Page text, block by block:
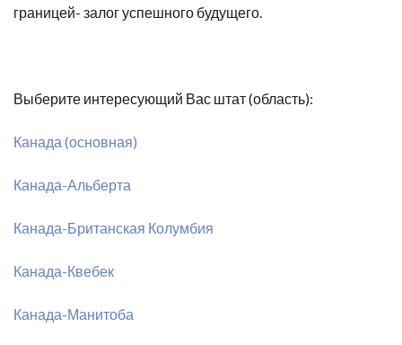
границей- залог успешного будущего.
Выберите интересующий Вас штат (область):
Канада (основная)
Канада-Альберта
Канада-Британская Колумбия
Канада-Квебек
Канада-Манитоба